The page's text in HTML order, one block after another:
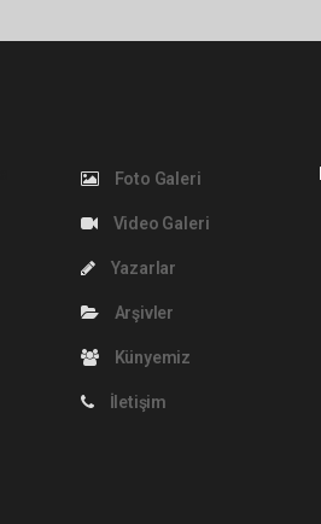
Foto Galeri
Video Galeri
Yazarlar
Arşivler
Künyemiz
İletişim